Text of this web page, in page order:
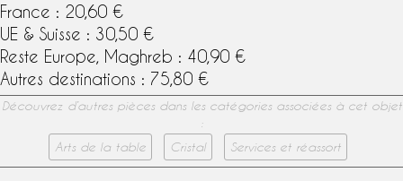
France : 20,60 €
UE & Suisse : 30,50 €
Reste Europe, Maghreb : 40,90 €
Autres destinations : 75,80 €
Découvrez d’autres pièces dans les catégories associées à cet objet
:
Arts de la table
Cristal Services et réassort